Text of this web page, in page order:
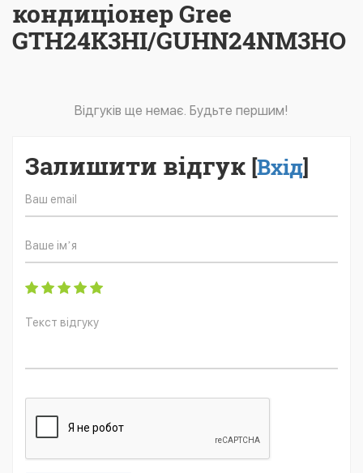
кондиціонер Gree
GTH24K3HI/GUHN24NM3HO
Відгуків ще немає. Будьте першим!
Залишити відгук [Вхід]